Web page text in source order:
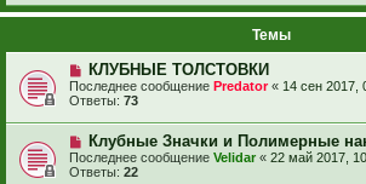
Темы
КЛУБНЫЕ ТОЛСТОВКИ
Последнее сообщение Predator« 14 сен 2017,
Ответы: 73
Клубные Значки и Полимерные
Последнее сообщение Velidar « 22 май 2017,
Ответы: 22